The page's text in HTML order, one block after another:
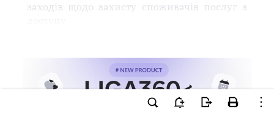
заходів щодо захисту споживачів послуг з